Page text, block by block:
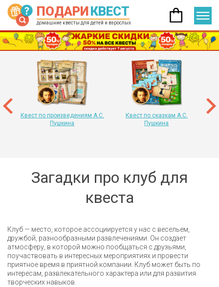
ПОДАРИКВЕСТ
домашние квесты для детей и взрослых
Квест по произведениям А.С.
Пушкина
Квест по сказкам А.С.
Пушкина
Загадки про клуб для
квеста
Клуб — место, которое ассоциируется у нас с весельем,
дружбой, разнообразными развлечениями. Он создает
атмосферу, в которой можно пообщаться с друзьями,
поучаствовать в интересных мероприятиях и провести
приятное время в приятной компании. Клуб может быть по
интересам, развлекательного характера или для развития
творческих навыков.